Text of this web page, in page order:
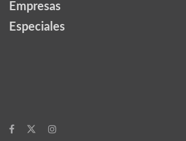
Empresas
Especiales